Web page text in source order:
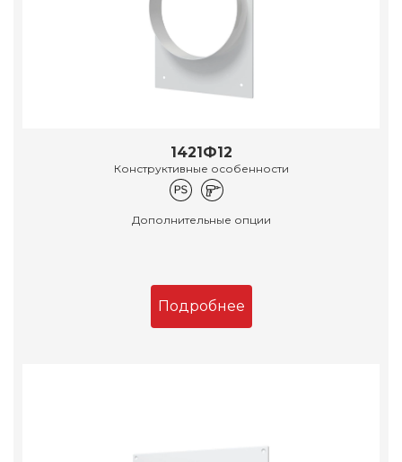
1421Ф12
Конструктивные особенности
Дополнительные опции
Подробнее